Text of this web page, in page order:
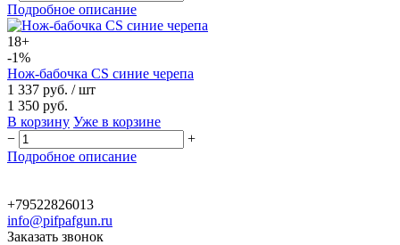
Подробное описание
18+
-1%
Нож-бабочка CS синие черепа
1 337 руб. / шт
1 350 руб.
В корзину Уже в корзине
−
+
Подробное описание
+79522826013
info@pifpafgun.ru
Заказать звонок